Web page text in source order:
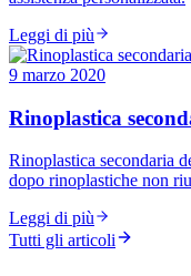
Leggi di più
9 marzo 2020
Rinoplastica
Rinoplastica secondaria
dopo rinoplastiche non
Leggi di più
Tutti gli articoli